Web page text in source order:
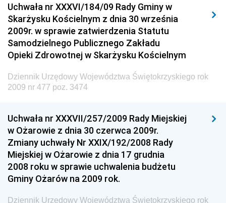
Elektronicznej
Dziennik Urzędowy Ministra Spraw Wewnętrznych i
Administracji
Dziennik Urzędowy Ministra Transportu
Dziennik Urzędowy Ministra Budownictwa
Dziennik Urzędowy Ministra Nauki i Szkolnictwa
Dziennik Urzędowy Głównego Urzędu Miar
Dziennik Urzędowy Ministra Rolnictwa i Rozwoju Wsi
Dziennik Urzędowy Ministra Edukacji Narodowej i
Sportu
Dziennik Urzędowy Ministra Edukacji i Nauki
Dziennik Urzędowy Ministra Edukacji Narodowej
Uchwała nr XXXVI/184/09 Rady Gminy w
Skarżysku Kościelnym z dnia 30 września
2009r. w sprawie zatwierdzenia Statutu
Samodzielnego Publicznego Zakładu
Opieki Zdrowotnej w Skarżysku Kościelnym
Dziennik Urzędowy Województwa Świętokrzyskiego rok
2009 nr 477 poz. 3474
Uchwała nr XXXVII/257/2009 Rady Miejskiej
w Ożarowie z dnia 30 czerwca 2009r.
Zmiany uchwały Nr XXIX/192/2008 Rady
Miejskiej w Ożarowie z dnia 17 grudnia
2008 roku w sprawie uchwalenia budżetu
Gminy Ożarów na 2009 rok.
Dziennik Urzędowy Województwa Świętokrzyskiego rok